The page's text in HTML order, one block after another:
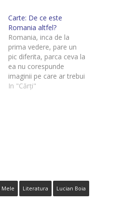
Carte: De ce este
Romania altfel?
Romania, inca de la
prima vedere, pare un
pic diferita, parca ceva la
ea nu corespunde
imaginii pe care ar trebui
sa o aiba. Adica este o
In "Cărți"
Mele Literatura Lucian Boia